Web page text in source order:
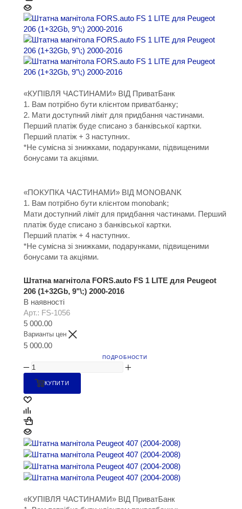
«КУПІВЛЯ ЧАСТИНАМИ» ВІД ПриватБанк
1. Вам потрібно бути клієнтом приватбанку;
2. Мати доступний ліміт для придбання частинами.
Перший платіж буде списано з банківської картки.
Перший платіж + 3 наступних.
*Не сумісна зі знижками, подарунками, підвищеними
бонусами та акціями.
«ПОКУПКА ЧАСТИНАМИ» ВІД MONOBANK
1. Вам потрібно бути клієнтом monobank;
Мати доступний ліміт для придбання частинами. Перший
платіж буде списано з банківської картки.
Перший платіж + 4 наступних.
*Не сумісна зі знижками, подарунками, підвищеними
бонусами та акціями.
Штатна магнітола FORS.auto FS 1 LITE для Peugeot
206 (1+32Gb, 9"\;) 2000-2016
В наявності
Арт.: FS-1056
5 000.00
Варианты цен
5 000.00
ПОДРОБНОСТИ
КУПИТИ
«КУПІВЛЯ ЧАСТИНАМИ» ВІД ПриватБанк